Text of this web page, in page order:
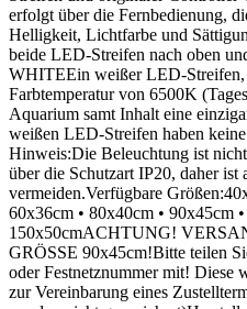
erfolgt über die Fernbedienung,
Helligkeit, Lichtfarbe und
beide LED-Streifen nach oben
WHITEEin weißer LED-Streifen,
Farbtemperatur von 6500K
Aquarium samt Inhalt eine
weißen LED-Streifen haben
Hinweis:Die Beleuchtung ist
über die Schutzart IP20, daher ist
vermeiden.Verfügbare
60x36cm • 80x40cm • 90x45cm
150x50cmACHTUNG!
GRÖSSE 90x45cm!Bitte teilen
oder Festnetznummer mit! Diese
zur Vereinbarung eines